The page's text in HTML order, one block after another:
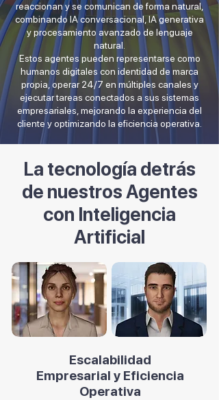
reaccionan y se comunican de forma natural,
combinando IA conversacional, IA generativa
y procesamiento avanzado de lenguaje
natural.
Estos agentes pueden representarse como
humanos digitales con identidad de marca
propia, operar 24/7 en múltiples canales y
ejecutar tareas conectados a sus sistemas
empresariales, mejorando la experiencia del
cliente y optimizando la eficiencia operativa.
La tecnología detrás
de nuestros Agentes
con Inteligencia
Artificial
Escalabilidad
Empresarial y Eficiencia
Operativa